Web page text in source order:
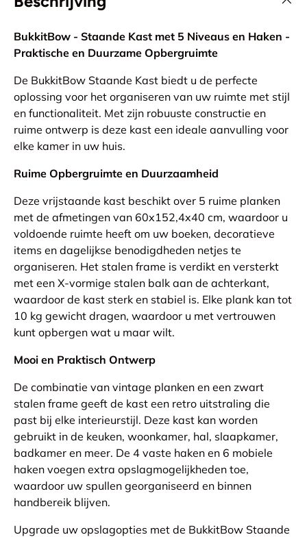
BukkitBow - Staande Kast met 5 Niveaus en Haken -
Praktische en Duurzame Opbergruimte
De BukkitBow Staande Kast biedt u de perfecte
oplossing voor het organiseren van uw ruimte met stijl
en functionaliteit. Met zijn robuuste constructie en
ruime ontwerp is deze kast een ideale aanvulling voor
elke kamer in uw huis.
Ruime Opbergruimte en Duurzaamheid
Deze vrijstaande kast beschikt over 5 ruime planken
met de afmetingen van 60x152,4x40 cm, waardoor u
voldoende ruimte heeft om uw boeken, decoratieve
items en dagelijkse benodigdheden netjes te
organiseren. Het stalen frame is verdikt en versterkt
met een X-vormige stalen balk aan de achterkant,
waardoor de kast sterk en stabiel is. Elke plank kan tot
10 kg gewicht dragen, waardoor u met vertrouwen
kunt opbergen wat u maar wilt.
Mooi en Praktisch Ontwerp
De combinatie van vintage planken en een zwart
stalen frame geeft de kast een retro uitstraling die
past bij elke interieurstijl. Deze kast kan worden
gebruikt in de keuken, woonkamer, hal, slaapkamer,
badkamer en meer. De 4 vaste haken en 6 mobiele
haken voegen extra opslagmogelijkheden toe,
waardoor uw spullen georganiseerd en binnen
handbereik blijven.
Upgrade uw opslagopties met de BukkitBow Staande